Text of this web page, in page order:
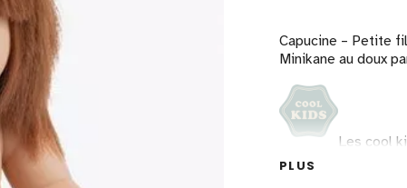
Capucine – Petite
Minikane au doux
Les cool
34cm
PLUS